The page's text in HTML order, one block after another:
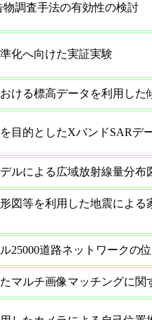
調査手法の有効性の検討
化へ向けた実証実験
ける標高データを利用した
目的としたXバンドSARデ
ルによる広域放射線量分布
図等を利用した地震による
25000道路ネットワークの
マルチ画像マッチングに関